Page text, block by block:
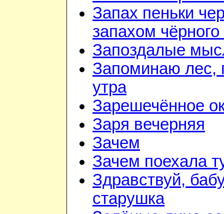
Запах пеньки
запахом
Запоздалые
Запоминаю лес,
утра
Зарешечённое
Заря вечерняя
Зачем
Зачем поехала
Здравствуй,
старушка